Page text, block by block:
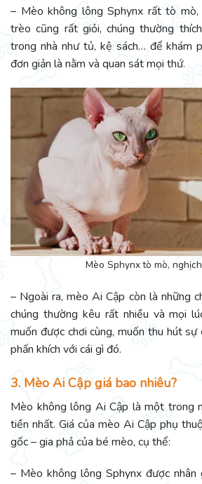
– Mèo không lông Sphynx rất tò mò,
trèo cũng rất giỏi, chúng thường
trong nhà như tủ, kệ sách… để khám
đơn giản là nằm và quan sát mọi thứ.
Mèo Sphynx tò mò,
– Ngoài ra, mèo Ai Cập còn là những
chúng thường kêu rất nhiều và mọi
muốn được chơi cùng, muốn thu hút sự
phấn khích với cái gì đó.
3. Mèo Ai Cập giá bao nhiêu?
Mèo không lông Ai Cập là một trong
tiền nhất. Giá của mèo Ai Cập phụ
gốc – gia phả của bé mèo, cụ thể:
– Mèo không lông Sphynx được nhân